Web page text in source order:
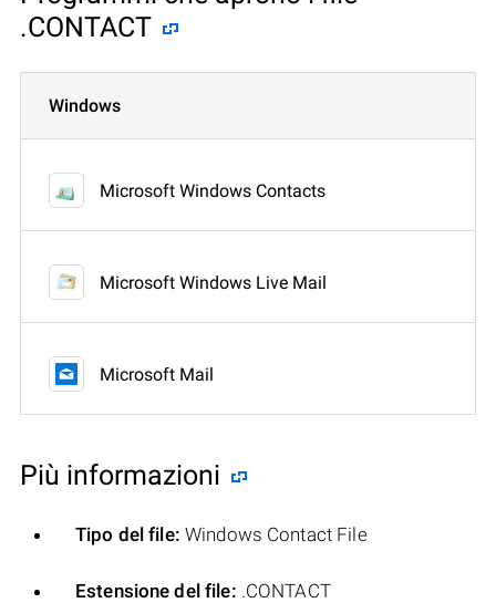
.CONTACT
Windows
Microsoft Windows Contacts
Microsoft Windows Live Mail
Microsoft Mail
Più informazioni
Tipo del file: Windows Contact File
Estensione del file: .CONTACT